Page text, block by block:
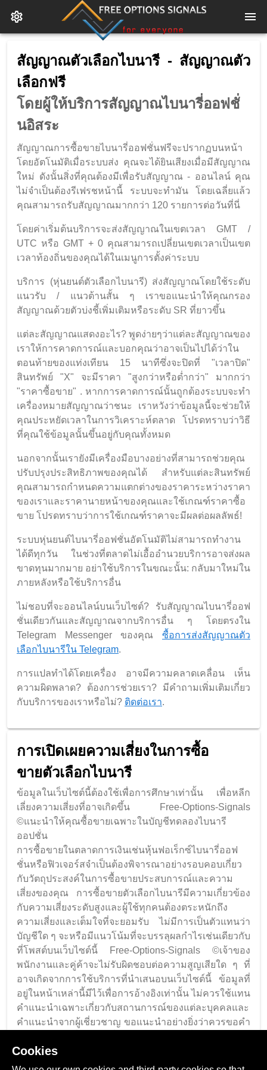
สัญญาณตัวเลือกไบนารี - สัญญาณตัว
เลือกฟรี
โดยผู้ให้บริการสัญญาณไบนารี่ออฟชั่
นอิสระ
สัญญาณการซื้อขายไบนารี่ออฟชั่นฟรีจะปรากฏบนหน้า
โดยอัตโนมัติเมื่อระบบส่ง คุณจะได้ยินเสียงเมื่อมีสัญญาณ
ใหม่ ดังนั้นสิ่งที่คุณต้องมีเพื่อรับสัญญาณ - ออนไลน์ คุณ
ไม่จำเป็นต้องรีเฟรชหน้านี้ ระบบจะทำมัน โดยเฉลี่ยแล้ว
คุณสามารถรับสัญญาณมากกว่า 120 รายการต่อวันที่นี่
โดยค่าเริ่มต้นบริการจะส่งสัญญาณในเขตเวลา GMT /
UTC หรือ GMT + 0 คุณสามารถเปลี่ยนเขตเวลาเป็นเขต
เวลาท้องถิ่นของคุณได้ในเมนูการตั้งค่าระบบ
บริการ (หุ่นยนต์ตัวเลือกไบนารี) ส่งสัญญาณโดยใช้ระดับ
แนวรับ / แนวต้านสั้น ๆ เราขอแนะนำให้คุณกรอง
สัญญาณด้วยตัวบ่งชี้เพิ่มเติมหรือระดับ SR ที่ยาวขึ้น
แต่ละสัญญาณแสดงอะไร? พูดง่ายๆว่าแต่ละสัญญาณของ
เราให้การคาดการณ์และบอกคุณว่าอาจเป็นไปได้ว่าใน
ตอนท้ายของแท่งเทียน 15 นาทีซึ่งจะปิดที่ "เวลาปิด"
สินทรัพย์ "X" จะมีราคา "สูงกว่าหรือต่ำกว่า" มากกว่า
"ราคาซื้อขาย" . หากการคาดการณ์นั้นถูกต้องระบบจะทำ
เครื่องหมายสัญญาณว่าชนะ เราหวังว่าข้อมูลนี้จะช่วยให้
คุณประหยัดเวลาในการวิเคราะห์ตลาด โปรดทราบว่าวิธี
ที่คุณใช้ข้อมูลนั้นขึ้นอยู่กับคุณทั้งหมด
นอกจากนั้นเรายังมีเครื่องมือบางอย่างที่สามารถช่วยคุณ
ปรับปรุงประสิทธิภาพของคุณได้ สำหรับแต่ละสินทรัพย์
คุณสามารถกำหนดความแตกต่างของราคาระหว่างราคา
ของเราและราคานายหน้าของคุณและใช้เกณฑ์ราคาซื้อ
ขาย โปรดทราบว่าการใช้เกณฑ์ราคาจะมีผลต่อผลลัพธ์!
ระบบหุ่นยนต์ไบนารี่ออฟชั่นอัตโนมัติไม่สามารถทำงาน
ได้ดีทุกวัน ในช่วงที่ตลาดไม่เอื้ออำนวยบริการอาจส่งผล
ขาดทุนมากมาย อย่าใช้บริการในขณะนั้น: กลับมาใหม่ใน
ภายหลังหรือใช้บริการอื่น
ไม่ชอบที่จะออนไลน์บนเว็บไซต์? รับสัญญาณไบนารี่ออฟ
ชั่นเดียวกันและสัญญาณจากบริการอื่น ๆ โดยตรงใน
Telegram Messenger ของคุณ ซื้อการส่งสัญญาณตัว
เลือกไบนารีใน Telegram.
การแปลทำได้โดยเครื่อง อาจมีความคลาดเคลื่อน เห็น
ความผิดพลาด? ต้องการช่วยเรา? มีคำถามเพิ่มเติมเกี่ยว
กับบริการของเราหรือไม่? ติดต่อเรา.
การเปิดเผยความเสี่ยงในการซื้อ
ขายตัวเลือกไบนารี
ข้อมูลในเว็บไซต์นี้ต้องใช้เพื่อการศึกษาเท่านั้น เพื่อหลีก
เลี่ยงความเสี่ยงที่อาจเกิดขึ้น Free-Options-Signals
©แนะนำให้คุณซื้อขายเฉพาะในบัญชีทดลองไบนารี
ออปชั่น
การซื้อขายในตลาดการเงินเช่นหุ้นฟอเร็กซ์ไบนารี่ออฟ
ชั่นหรือฟิวเจอร์สจำเป็นต้องพิจารณาอย่างรอบคอบเกี่ยว
กับวัตถุประสงค์ในการซื้อขายประสบการณ์และความ
เสี่ยงของคุณ การซื้อขายตัวเลือกไบนารีมีความเกี่ยวข้อง
กับความเสี่ยงระดับสูงและผู้ใช้ทุกคนต้องตระหนักถึง
ความเสี่ยงและเต็มใจที่จะยอมรับ ไม่มีการเป็นตัวแทนว่า
บัญชีใด ๆ จะหรือมีแนวโน้มที่จะบรรลุผลกำไรเช่นเดียวกับ
ที่โพสต์บนเว็บไซต์นี้ Free-Options-Signals ©เจ้าของ
พนักงานและคู่ค้าจะไม่รับผิดชอบต่อความสูญเสียใด ๆ ที่
อาจเกิดจากการใช้บริการที่นำเสนอบนเว็บไซต์นี้ ข้อมูลที่
อยู่ในหน้าเหล่านี้มีไว้เพื่อการอ้างอิงเท่านั้น ไม่ควรใช้แทน
คำแนะนำเฉพาะเกี่ยวกับสถานการณ์ของแต่ละบุคคลและ
คำแนะนำจากผู้เชี่ยวชาญ ขอแนะนำอย่างยิ่งว่าควรขอคำ
ฉันได้อ่านทำความเข้าใจและเห็นด้วยกับการเปิด
เผยความเสี่ยง
Cookies